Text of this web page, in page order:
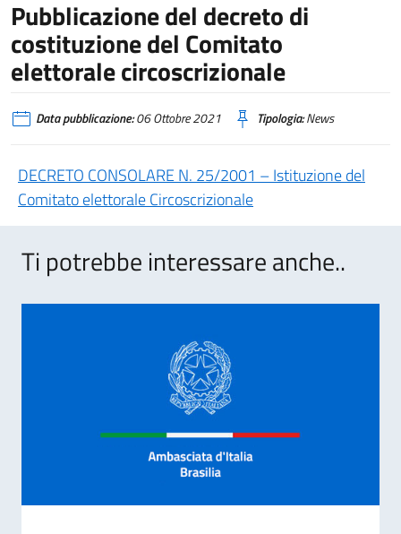
Pubblicazione del decreto di
costituzione del Comitato
elettorale circoscrizionale
Data pubblicazione:06 Ottobre 2021 Tipologia:News
DECRETO CONSOLARE N. 25/2001 – Istituzione del
Comitato elettorale Circoscrizionale
Ti potrebbe interessare anche..